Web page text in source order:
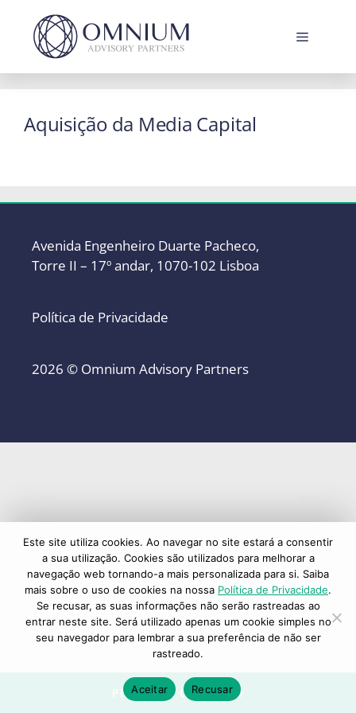
conteúdo
Menu
PEDIDO DE CONTACTO
Aquisição da Media Capital
Avenida Engenheiro Duarte Pacheco,
Torre II – 17º andar, 1070-102 Lisboa
Política de Privacidade
2026 © Omnium Advisory Partners
Este site utiliza cookies. Ao navegar no site estará a consentir
a sua utilização. Cookies são utilizados para melhorar a
navegação web tornando-a mais personalizada para si. Saiba
mais sobre o uso de cookies na nossa Política de Privacidade.
Se recusar, as suas informações não serão rastreadas ao
entrar neste site. Será utilizado apenas um cookie simples no
seu navegador para lembrar a sua preferência de não ser
rastreado.
Aceitar Recusar